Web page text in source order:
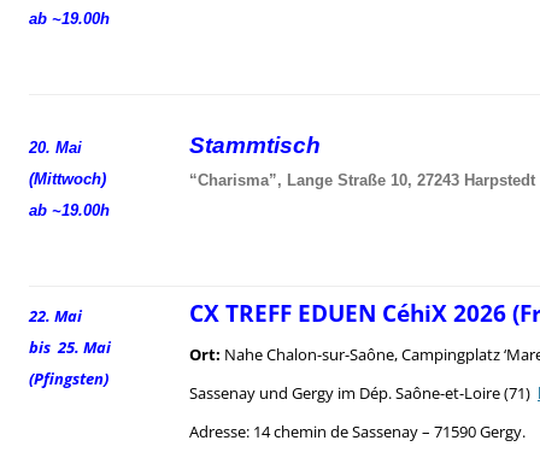
ab ~19.00h
20. Mai
(Mittwoch)
ab ~19.00h
Stammtisch
“Charisma”, Lange Straße 10, 27243 Harpstedt
22. Mai
bis 25. Mai
(Pfingsten)
CX TREFF EDUEN CéhiX 2026
Ort: Nahe Chalon-sur-Saône, Campingplatz
Sassenay und Gergy im Dép. Saône-et-Loire (71)
Adresse: 14 chemin de Sassenay – 71590 Gergy.